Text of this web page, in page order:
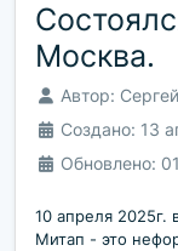
Москва.
Автор:
Создано: 13
Обновлено:
10 апреля 2025г.
Митап - это